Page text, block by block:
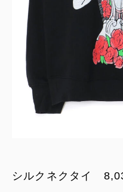
シルクネクタイ